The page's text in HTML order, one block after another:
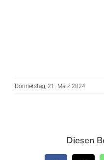
Donnerstag, 21. März 2024
Diesen